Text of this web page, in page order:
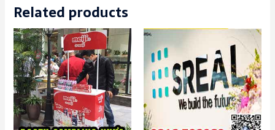
Related products